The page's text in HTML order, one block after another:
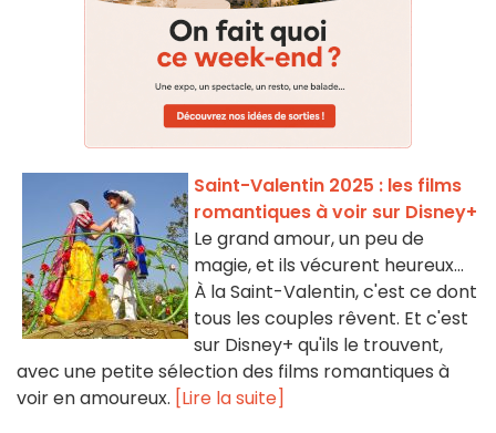
Saint-Valentin 2025 : les films
romantiques à voir sur Disney+
Le grand amour, un peu de
magie, et ils vécurent heureux...
À la Saint-Valentin, c'est ce dont
tous les couples rêvent. Et c'est
sur Disney+ qu'ils le trouvent,
avec une petite sélection des films romantiques à
voir en amoureux. [Lire la suite]